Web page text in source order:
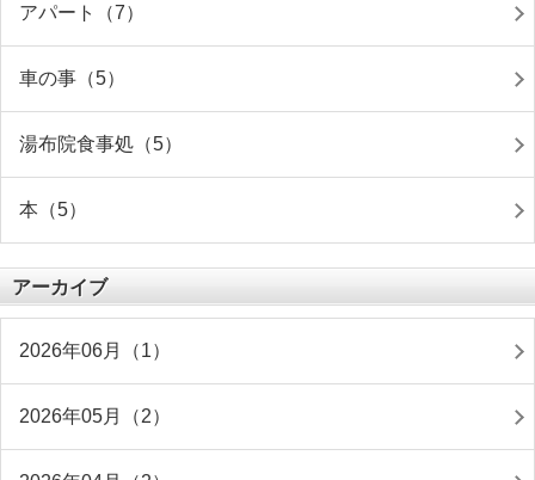
アパート（7）
車の事（5）
湯布院食事処（5）
本（5）
アーカイブ
2026年06月（1）
2026年05月（2）